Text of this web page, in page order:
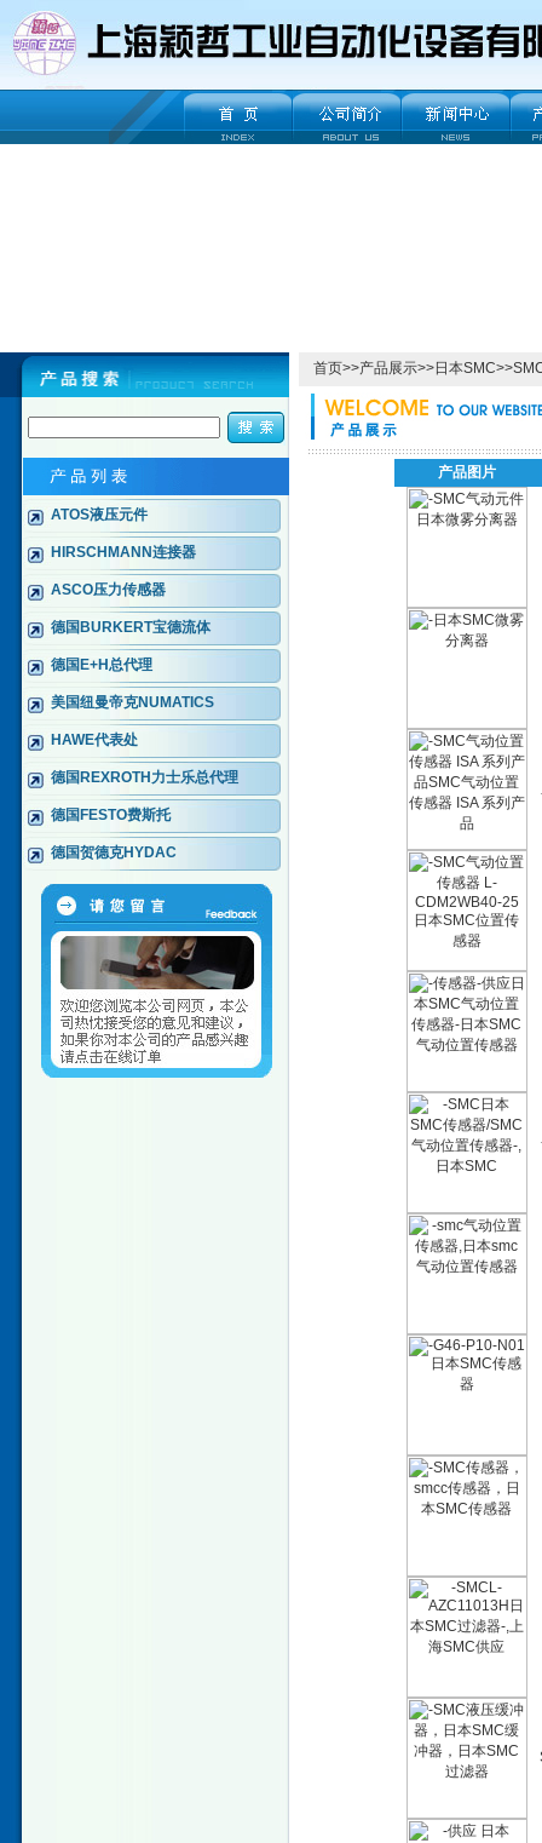
ATOS液压元件
HIRSCHMANN连接器
ASCO压力传感器
德国BURKERT宝德流体
德国E+H总代理
美国纽曼帝克NUMATICS
HAWE代表处
德国REXROTH力士乐总代理
德国FESTO费斯托
德国贺德克HYDAC
首页>>产品展示>>日本SMC>>
产品图片